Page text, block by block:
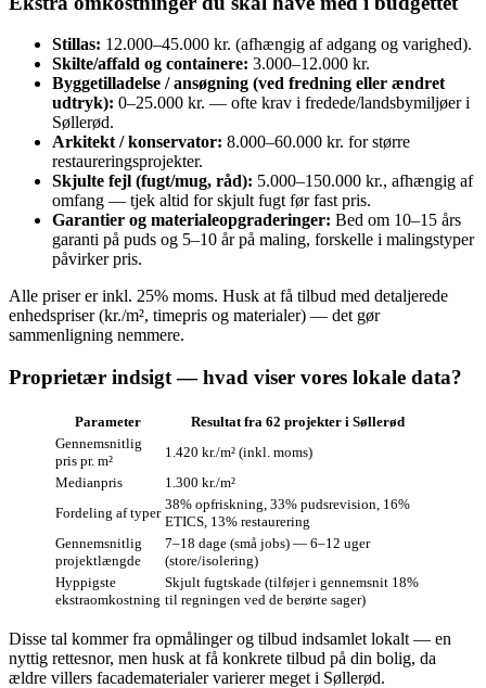
Stillas: 12.000–45.000 kr. (afhængig af adgang og varighed).
Skilte/affald og containere: 3.000–12.000 kr.
Byggetilladelse / ansøgning (ved fredning eller ændret
udtryk): 0–25.000 kr. — ofte krav i fredede/landsbymiljøer i
Søllerød.
Arkitekt / konservator: 8.000–60.000 kr. for større
restaureringsprojekter.
Skjulte fejl (fugt/mug, råd): 5.000–150.000 kr., afhængig af
omfang — tjek altid for skjult fugt før fast pris.
Garantier og materialeopgraderinger: Bed om 10–15 års
garanti på puds og 5–10 år på maling, forskelle i malingstyper
påvirker pris.
Alle priser er inkl. 25% moms. Husk at få tilbud med detaljerede
enhedspriser (kr./m², timepris og materialer) — det gør
sammenligning nemmere.
Proprietær indsigt — hvad viser vores lokale data?
Parameter
Resultat fra 62 projekter i Søllerød
Gennemsnitlig
pris pr. m²
1.420 kr./m² (inkl. moms)
Medianpris
1.300 kr./m²
Fordeling af typer
38% opfriskning, 33% pudsrevision, 16%
ETICS, 13% restaurering
Gennemsnitlig
projektlængde
7–18 dage (små jobs) — 6–12 uger
(store/isolering)
Hyppigste
ekstraomkostning
Skjult fugtskade (tilføjer i gennemsnit 18%
til regningen ved de berørte sager)
Disse tal kommer fra opmålinger og tilbud indsamlet lokalt — en
nyttig rettesnor, men husk at få konkrete tilbud på din bolig, da
ældre villers facadematerialer varierer meget i Søllerød.